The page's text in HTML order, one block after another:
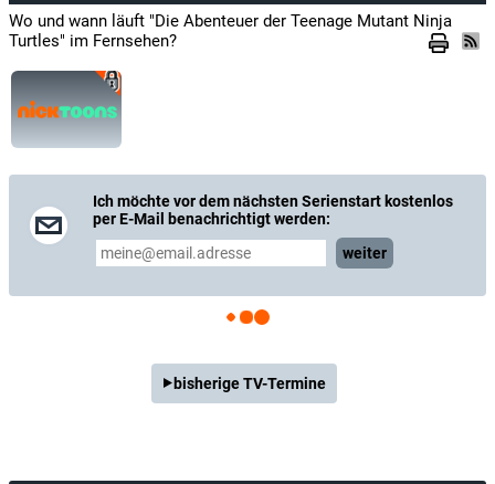
Wo und wann läuft "Die Abenteuer der Teenage Mutant Ninja
Turtles" im Fernsehen?
Ich möchte vor dem nächsten Serienstart kostenlos
per E-Mail benachrichtigt werden:
weiter
bisherige TV-Termine